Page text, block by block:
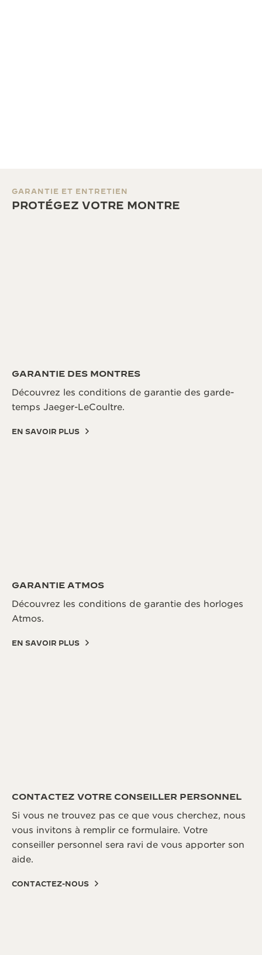
GARANTIE ET ENTRETIEN
PROTÉGEZ VOTRE MONTRE
GARANTIE DES MONTRES
Découvrez les conditions de garantie des garde-
temps Jaeger-LeCoultre.
EN SAVOIR PLUS
GARANTIE ATMOS
Découvrez les conditions de garantie des horloges
Atmos.
EN SAVOIR PLUS
CONTACTEZ VOTRE CONSEILLER PERSONNEL
Si vous ne trouvez pas ce que vous cherchez, nous
vous invitons à remplir ce formulaire. Votre
conseiller personnel sera ravi de vous apporter son
aide.
CONTACTEZ-NOUS